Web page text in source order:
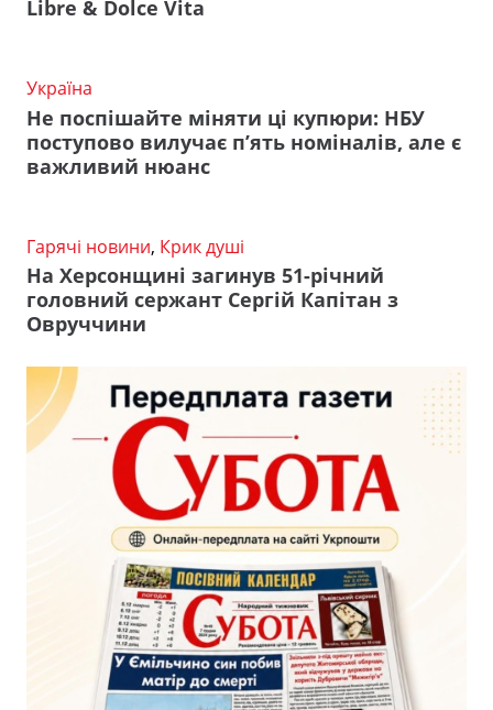
Libre & Dolce Vita
Україна
Не поспішайте міняти ці купюри: НБУ
поступово вилучає п’ять номіналів, але є
важливий нюанс
Гарячі новини, Крик душі
На Херсонщині загинув 51-річний
головний сержант Сергій Капітан з
Овруччини